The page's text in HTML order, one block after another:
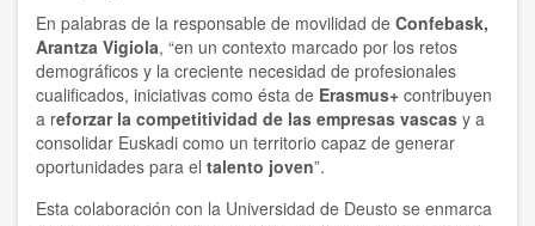
En palabras de la responsable de movilidad de Confebask,
Arantza Vigiola, “en un contexto marcado por los retos
demográficos y la creciente necesidad de profesionales
cualificados, iniciativas como ésta de Erasmus+ contribuyen
a reforzar la competitividad de las empresas vascas y a
consolidar Euskadi como un territorio capaz de generar
oportunidades para el talento joven”.
Esta colaboración con la Universidad de Deusto se enmarca